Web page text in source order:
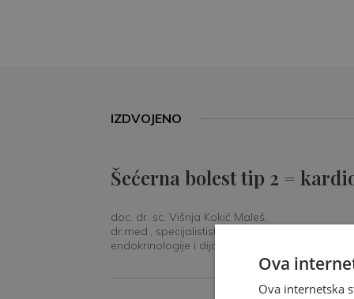
IZDVOJENO
Šećerna bolest tip 2 =
doc. dr. sc. Višnja Kokić Maleš,
dr.med., specijalististica
endokrinologije i dijabetologije
Ova
Ova internetska